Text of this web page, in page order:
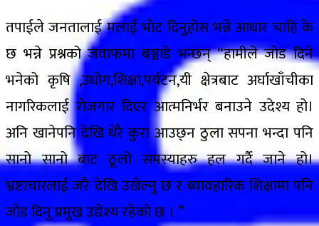
तपाईले जनतालाई मलाई भोट दिनुहोस भन्ने आधार चाहि के
छ भन्ने प्रश्नको जवाफमा बञ्जाडे भन्छन् “हामीले जोड दिने
भनेको कृषि ,उधोग,शिक्षा,पर्यटन,यी क्षेत्रबाट अर्घाखाँचीका
नागरिकलाई रोजगार दिएर आत्मनिर्भर बनाउने उदेश्य हो।
अनि खानेपनि देखि धेरै कुरा आउछ्न ठुला सपना भन्दा पनि
सानो सानो बाट ठूलो समस्याहरु हल गर्दै जाने हो।
भ्रष्टाचारलाई जरै देखि उखेल्नु छ र ब्यावहारिक शिक्षामा पनि
जोड दिनु प्रमुख उद्येश्य रहेको छ । ”